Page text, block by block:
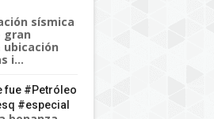
sísmica
gran
i...
fue #Petróleo
#especial